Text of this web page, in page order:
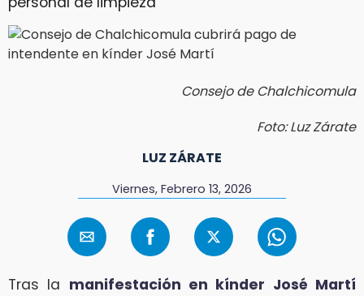
Consejo de Chalchicomula
Foto: Luz Zárate
LUZ ZÁRATE
Viernes, Febrero 13, 2026
Tras la manifestación en kínder José Martí